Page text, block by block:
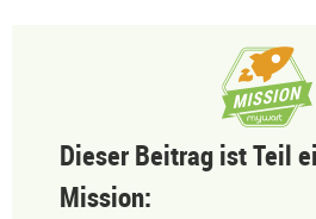
Dieser Beitrag ist Teil
Mission: